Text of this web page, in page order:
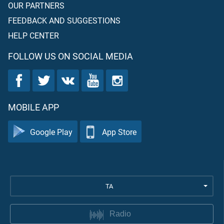
OUR PARTNERS
FEEDBACK AND SUGGESTIONS
HELP CENTER
FOLLOW US ON SOCIAL MEDIA
MOBILE APP
Google Play App Store
TA
Radio